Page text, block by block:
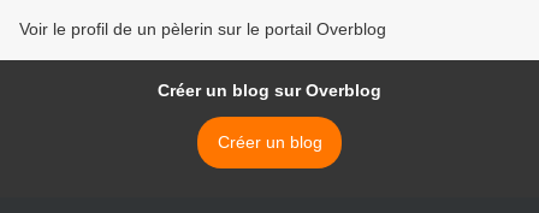
Voir le profil de un pèlerin sur le portail Overblog
Créer un blog sur Overblog
Créer un blog